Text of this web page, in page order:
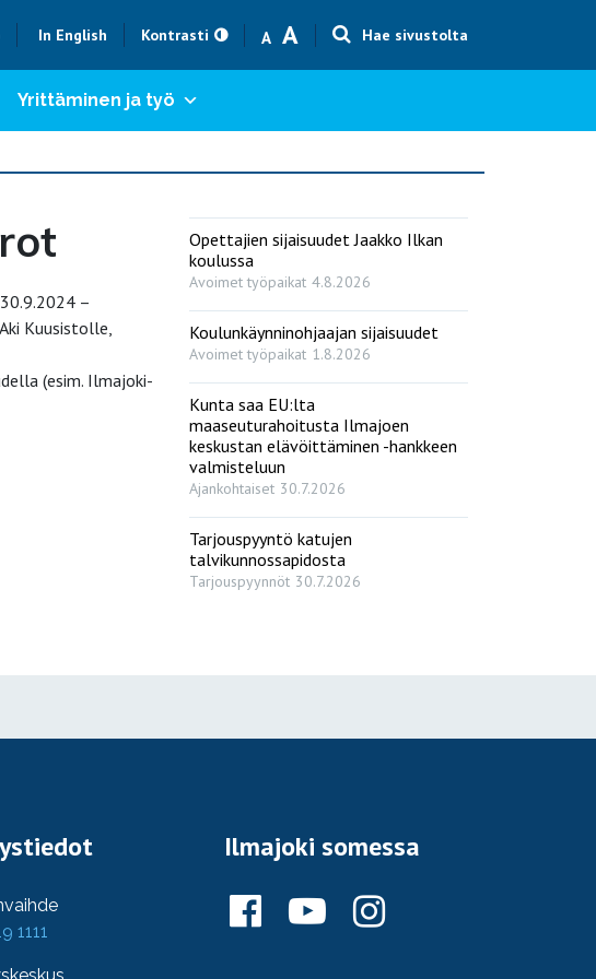
In English Kontrasti A
Text size smaller
AText size bigger
Hae sivustolta
Yrittäminen ja työ
–
Kuusistolle,
(esim. Ilmajoki-
Opettajien sijaisuudet Jaakko Ilkan
koulussa
Avoimet työpaikat 4.8.2026
Koulunkäynninohjaajan sijaisuudet
Avoimet työpaikat 1.8.2026
Kunta saa EU:lta
maaseuturahoitusta Ilmajoen
keskustan elävöittäminen -hankkeen
valmisteluun
Ajankohtaiset 30.7.2026
Tarjouspyyntö katujen
talvikunnossapidosta
Tarjouspyynnöt 30.7.2026
1111
Ilmajoki somessa